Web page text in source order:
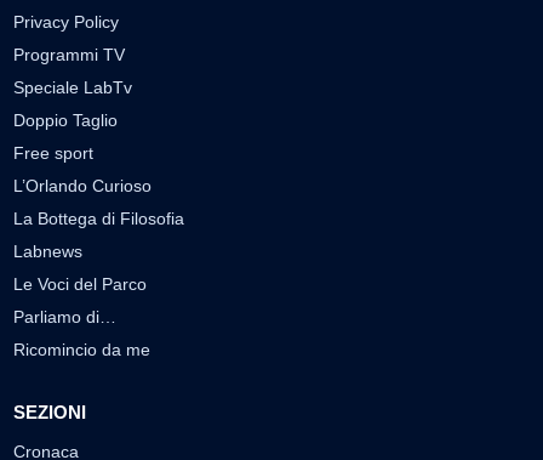
Privacy Policy
Programmi TV
Speciale LabTv
Doppio Taglio
Free sport
L’Orlando Curioso
La Bottega di Filosofia
Labnews
Le Voci del Parco
Parliamo di…
Ricomincio da me
SEZIONI
Cronaca